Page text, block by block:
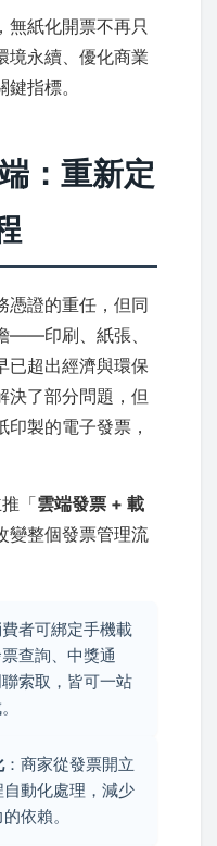
無紙化開票不再只
境永續、優化商業
指標。
：重新定
憑證的重任，但同
——印刷、紙張、
已超出經濟與環保
決了部分問題，但
製的電子發票，
「雲端發票 + 載
變整個發票管理流
費者可綁定手機載
查詢、中獎通
索取，皆可一站
：商家從發票開立
動化處理，減少
依賴。